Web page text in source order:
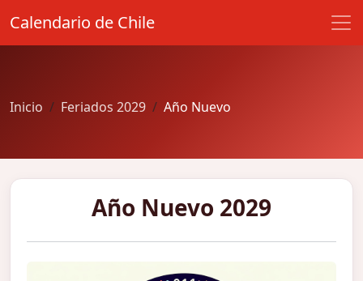
Calendario de Chile
Inicio Feriados 2029 Año Nuevo
Año Nuevo 2029